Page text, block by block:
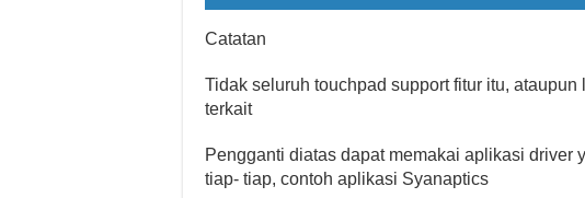
Catatan
Tidak seluruh touchpad support fitur itu,
terkait
Pengganti diatas dapat memakai aplikasi driver
tiap- tiap, contoh aplikasi Syanaptics